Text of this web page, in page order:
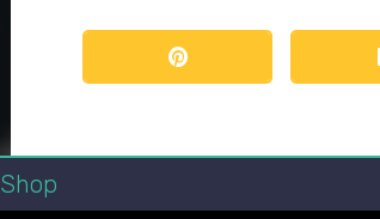
Shop - קידום אתרים